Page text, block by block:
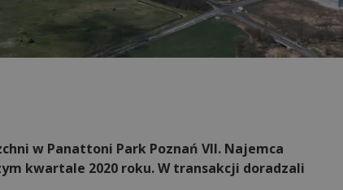
w Panattoni Park Poznań VII. Najemca
kwartale 2020 roku. W transakcji doradzali